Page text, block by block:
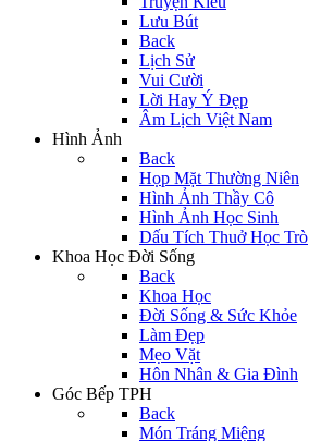
Lưu Bút
Back
Lịch Sử
Vui Cười
Lời Hay Ý Đẹp
Âm Lịch Việt Nam
Hình Ảnh
Back
Họp Mặt Thường Niên
Hình Ảnh Thầy Cô
Hình Ảnh Học Sinh
Dấu Tích Thuở Học Trò
Khoa Học Đời Sống
Back
Khoa Học
Đời Sống & Sức Khỏe
Làm Đẹp
Mẹo Vặt
Hôn Nhân & Gia Đình
Góc Bếp TPH
Back
Món Tráng Miệng